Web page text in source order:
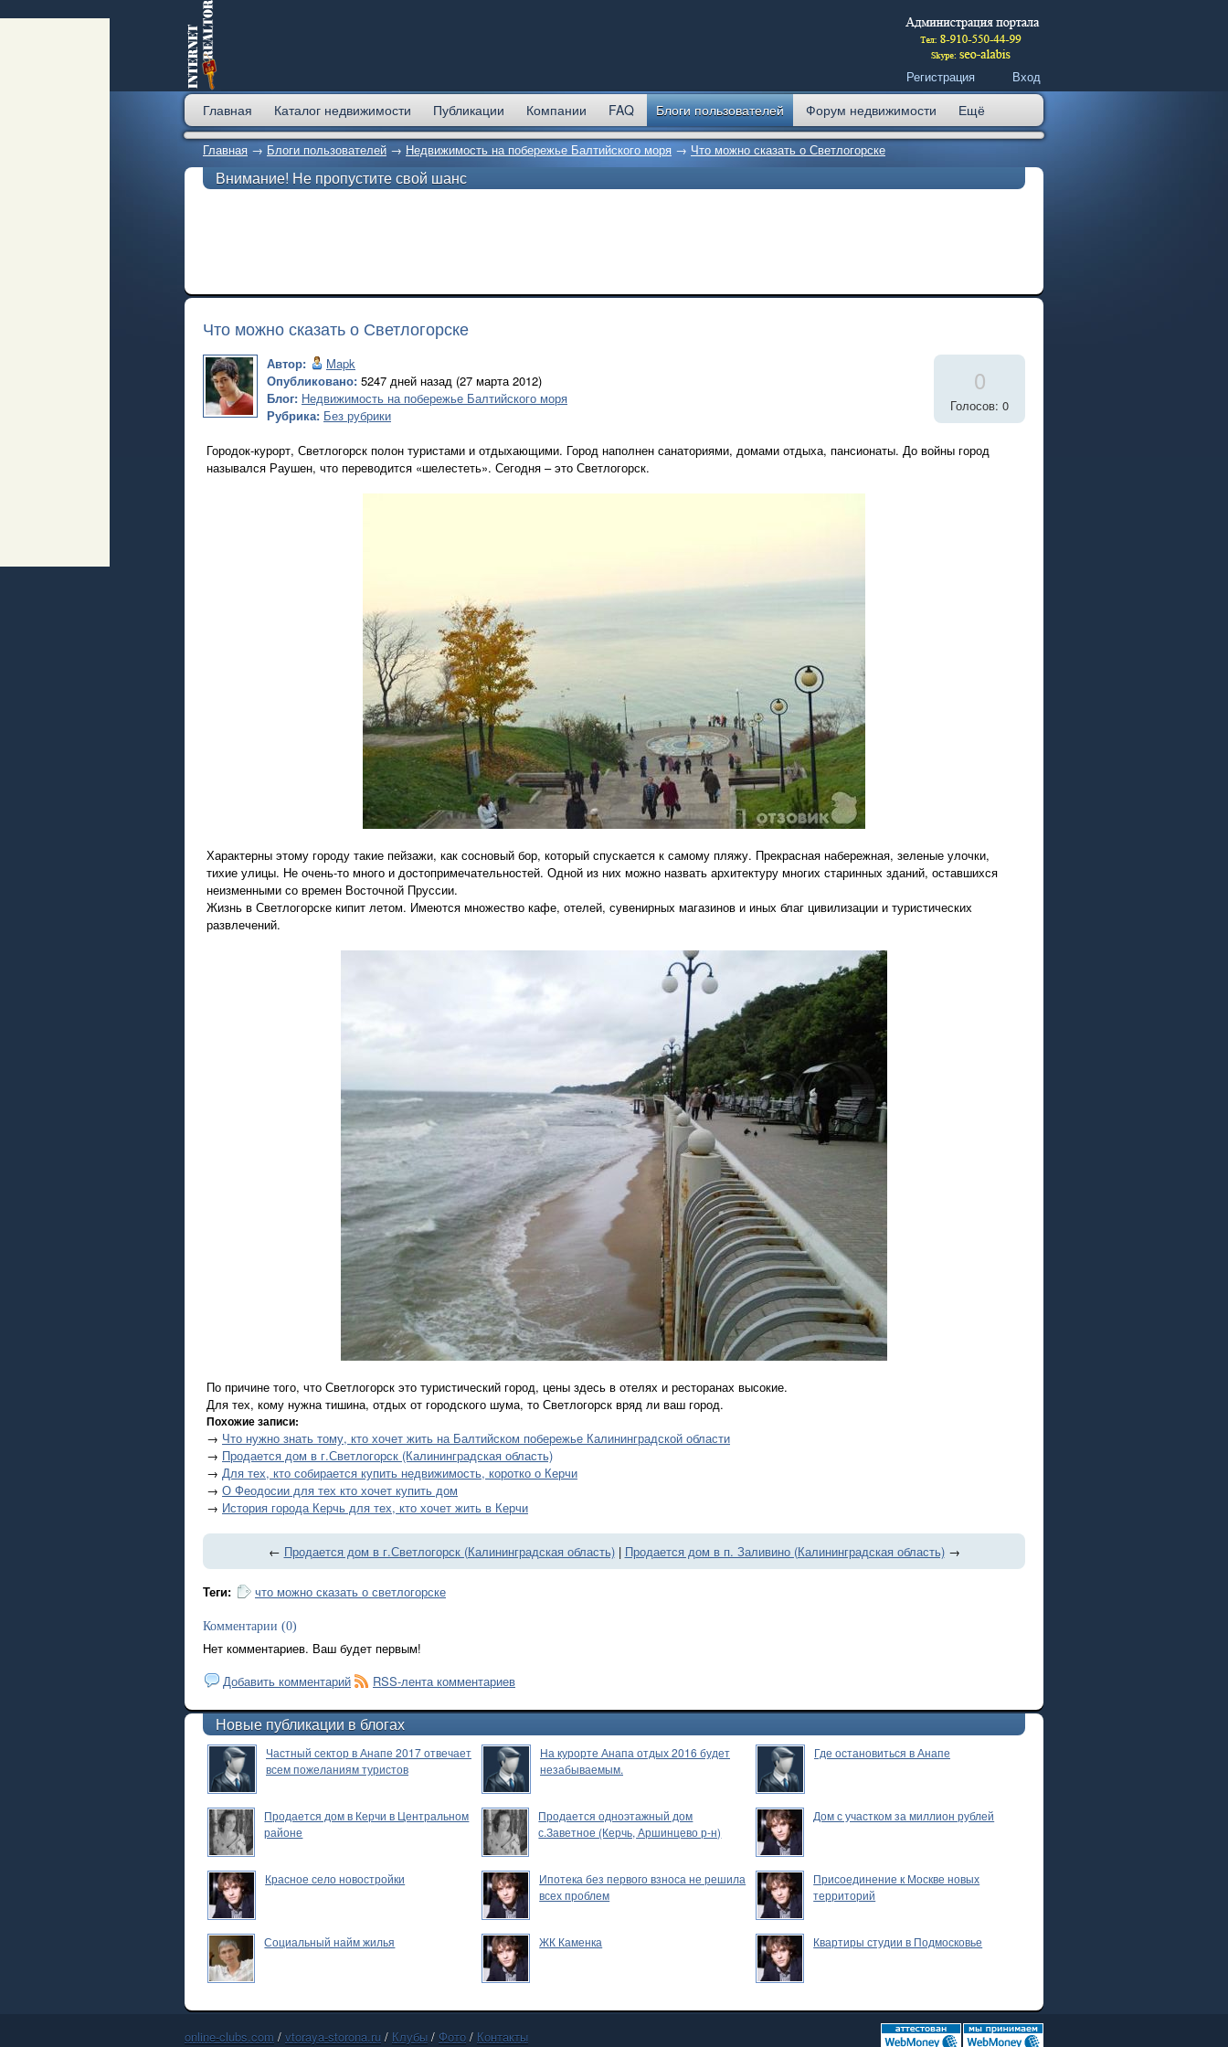
Регистрация Вход
Главная Каталог недвижимости Публикации Компании FAQ Блоги пользователей Форум недвижимости Ещё
Главная → Блоги пользователей → Недвижимость на побережье Балтийского моря → Что можно сказать о Светлогорске
Внимание! Не пропустите свой шанс
Что можно сказать о Светлогорске
Автор:
Mapk
Опубликовано: 5247 дней назад (27 марта 2012)
Блог: Недвижимость на побережье Балтийского моря
Рубрика: Без рубрики
0
Голосов: 0
Городок-курорт, Светлогорск полон туристами и отдыхающими. Город наполнен санаториями, домами отдыха, пансионаты. До войны город
назывался Раушен, что переводится «шелестеть». Сегодня – это Светлогорск.
Характерны этому городу такие пейзажи, как сосновый бор, который спускается к самому пляжу. Прекрасная набережная, зеленые улочки,
тихие улицы. Не очень-то много и достопримечательностей. Одной из них можно назвать архитектуру многих старинных зданий, оставшихся
неизменными со времен Восточной Пруссии.
Жизнь в Светлогорске кипит летом. Имеются множество кафе, отелей, сувенирных магазинов и иных благ цивилизации и туристических
развлечений.
По причине того, что Светлогорск это туристический город, цены здесь в отелях и ресторанах высокие.
Для тех, кому нужна тишина, отдых от городского шума, то Светлогорск вряд ли ваш город.
Похожие записи:
→ Что нужно знать тому, кто хочет жить на Балтийском побережье Калининградской области
→ Продается дом в г.Светлогорск (Калининградская область)
→ Для тех, кто собирается купить недвижимость, коротко о Керчи
→ О Феодосии для тех кто хочет купить дом
→ История города Керчь для тех, кто хочет жить в Керчи
← Продается дом в г.Светлогорск (Калининградская область)| Продается дом в п. Заливино (Калининградская область)→
Теги: что можно сказать о светлогорске
Комментарии (0)
Нет комментариев. Ваш будет первым!
Добавить комментарий
RSS-лента комментариев
Новые публикации в блогах
Частный сектор в Анапе 2017 отвечает
всем пожеланиям туристов
На курорте Анапа отдых 2016 будет
незабываемым.
Где остановиться в Анапе
Продается дом в Керчи в Центральном
районе
Продается одноэтажный дом
с.Заветное (Керчь, Аршинцево р-н)
Дом с участком за миллион рублей
Красное село новостройки
Ипотека без первого взноса не решила
всех проблем
Присоединение к Москве новых
территорий
Социальный найм жилья ЖК Каменка Квартиры студии в Подмосковье
online-clubs.com / vtoraya-storona.ru / Клубы / Фото / Контакты